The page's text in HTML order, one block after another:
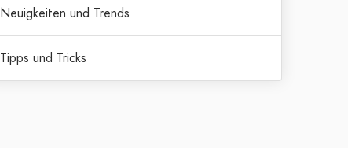
Neuigkeiten und Trends
Tipps und Tricks